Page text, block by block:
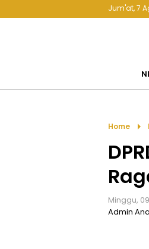
Jum'at, 7
Home arrow_right
Minggu,
Admin